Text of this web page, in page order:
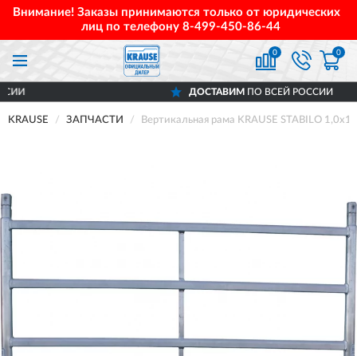
Внимание! Заказы принимаются только от юридических
лиц по телефону 8-499-450-86-44
0 0
ДОСТАВИМПО ВСЕЙ РОССИИ
KRAUSE ЗАПЧАСТИ Вертикальная рама KRAUSE STABILO